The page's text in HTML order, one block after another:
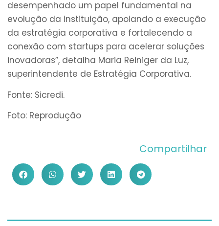
desempenhado um papel fundamental na
evolução da instituição, apoiando a execução
da estratégia corporativa e fortalecendo a
conexão com startups para acelerar soluções
inovadoras”, detalha Maria Reiniger da Luz,
superintendente de Estratégia Corporativa.
Fonte: Sicredi.
Foto: Reprodução
Compartilhar